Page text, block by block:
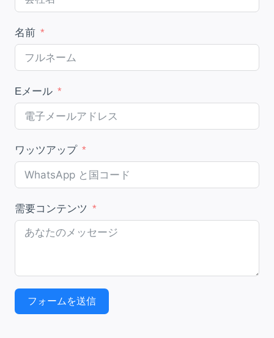
名前
Eメール
ワッツアップ
需要コンテンツ
フォームを送信